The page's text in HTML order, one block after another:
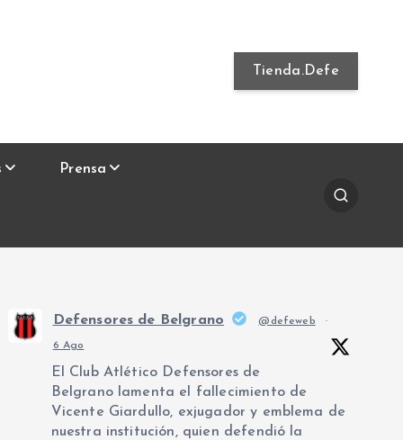
Tienda.Defe
Prensa
Defensores de Belgrano @defeweb ·
6 Ago
El Club Atlético Defensores de
Belgrano lamenta el fallecimiento de
Vicente Giardullo, exjugador y emblema de
nuestra institución, quien defendió la